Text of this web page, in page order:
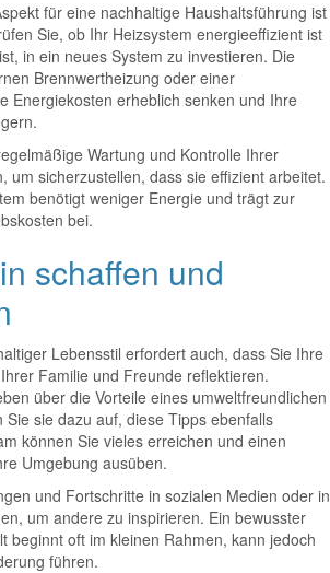
für eine nachhaltige Haushaltsführung ist
Sie, ob Ihr Heizsystem energieeffizient ist
in ein neues System zu investieren. Die
Brennwertheizung oder einer
Energiekosten erheblich senken und Ihre
Wartung und Kontrolle Ihrer
um sicherzustellen, dass sie effizient arbeitet.
benötigt weniger Energie und trägt zur
bei.
schaffen und
Lebensstil erfordert auch, dass Sie Ihre
Familie und Freunde reflektieren.
über die Vorteile eines umweltfreundlichen
Sie sie dazu auf, diese Tipps ebenfalls
können Sie vieles erreichen und einen
Umgebung ausüben.
und Fortschritte in sozialen Medien oder in
um andere zu inspirieren. Ein bewusster
beginnt oft im kleinen Rahmen, kann jedoch
führen.